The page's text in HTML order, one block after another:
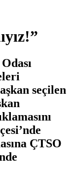
seçilen
ÇTSO